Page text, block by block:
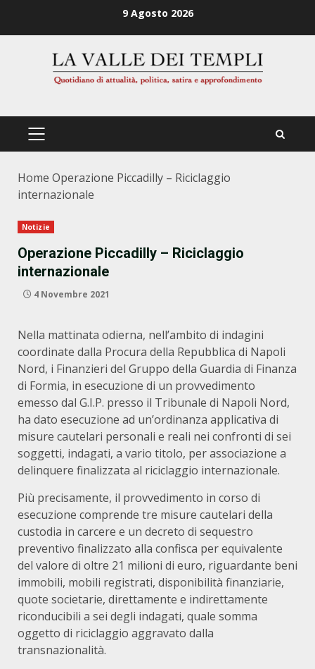
9 Agosto 2026
PRIMÄRES
Home Operazione Piccadilly – Riciclaggio
internazionale
Notizie
Operazione Piccadilly – Riciclaggio
internazionale
4 Novembre 2021
Nella mattinata odierna, nell’ambito di indagini
coordinate dalla Procura della Repubblica di Napoli
Nord, i Finanzieri del Gruppo della Guardia di Finanza
di Formia, in esecuzione di un provvedimento
emesso dal G.I.P. presso il Tribunale di Napoli Nord,
ha dato esecuzione ad un’ordinanza applicativa di
misure cautelari personali e reali nei confronti di sei
soggetti, indagati, a vario titolo, per associazione a
delinquere finalizzata al riciclaggio internazionale.
Più precisamente, il provvedimento in corso di
esecuzione comprende tre misure cautelari della
custodia in carcere e un decreto di sequestro
preventivo finalizzato alla confisca per equivalente
del valore di oltre 21 milioni di euro, riguardante beni
immobili, mobili registrati, disponibilità finanziarie,
quote societarie, direttamente e indirettamente
riconducibili a sei degli indagati, quale somma
oggetto di riciclaggio aggravato dalla
transnazionalità.